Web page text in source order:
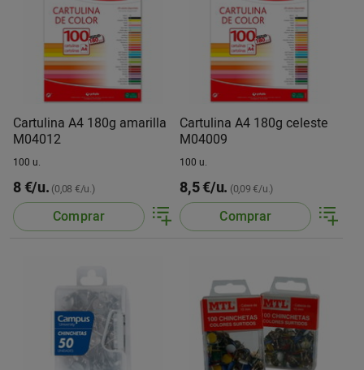
Cartulina A4 180g amarilla
M04012
100 u.
8 €/u. (0,08 €/u.)
Comprar
Cartulina A4 180g celeste
M04009
100 u.
8,5 €/u. (0,09 €/u.)
Comprar